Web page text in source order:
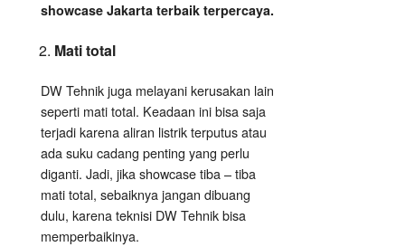
showcase Jakarta terbaik terpercaya.
Mati total
DW Tehnik juga melayani kerusakan lain
seperti mati total. Keadaan ini bisa saja
terjadi karena aliran listrik terputus atau
ada suku cadang penting yang perlu
diganti. Jadi, jika showcase tiba – tiba
mati total, sebaiknya jangan dibuang
dulu, karena teknisi DW Tehnik bisa
memperbaikinya.